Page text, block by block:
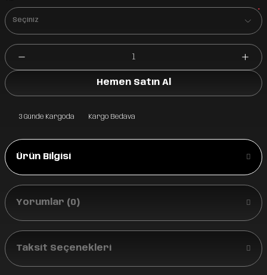
*
Hemen Satın Al
3 Günde Kargoda Kargo Bedava
Ürün Bilgisi
Yorumlar (0)
Taksit Seçenekleri